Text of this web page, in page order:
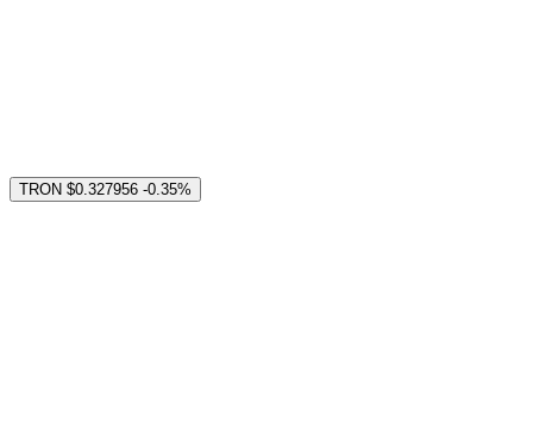
TRON $0.327956 -0.35%